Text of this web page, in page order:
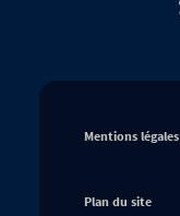
Mentions légales
Plan du site